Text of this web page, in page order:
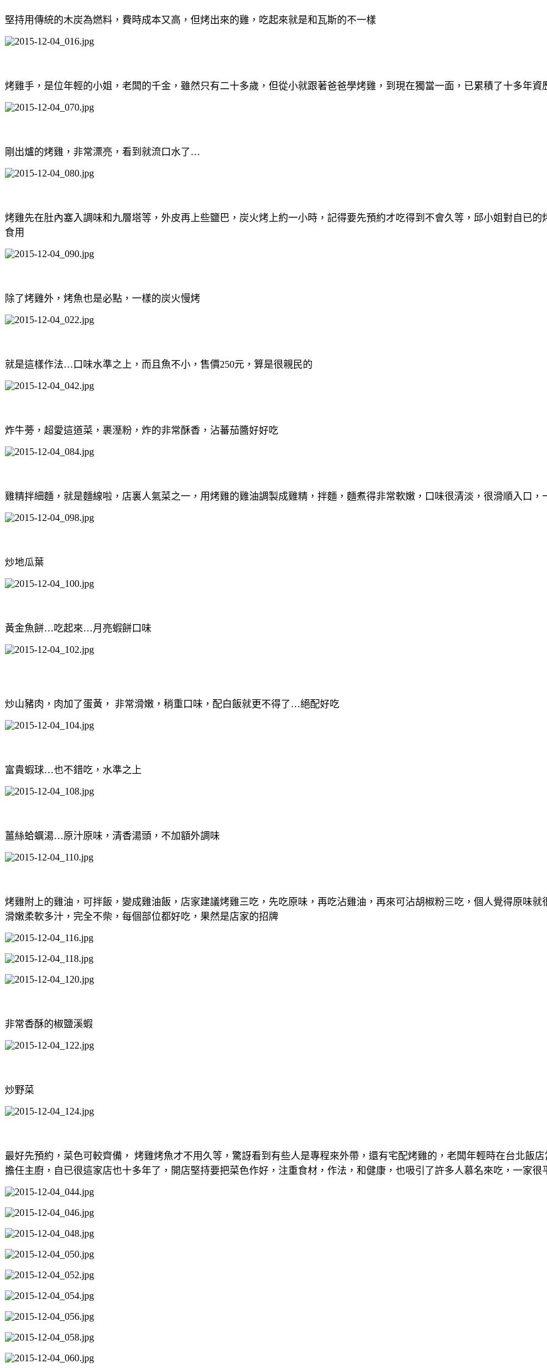
堅持用傳統的木炭為燃料，費時成本又高，但烤出來的雞，吃起來就是和瓦斯的不一樣
烤雞手，是位年輕的小姐，老闆的千金，雖然只有二十多歲，但從小就跟著爸爸學烤雞，到現在獨當一面，已累積了十多年資
剛出爐的烤雞，非常漂亮，看到就流口水了…
烤雞先在肚內塞入調味和九層塔等，外皮再上些鹽巴，炭火烤上約一小時，記得要先預約才吃得到不會久等，邱小姐對自已
食用
除了烤雞外，烤魚也是必點，一樣的炭火慢烤
就是這樣作法…口味水準之上，而且魚不小，售價250元，算是很親民的
炸牛蒡，超愛這道菜，裹溼粉，炸的非常酥香，沾蕃茄醬好好吃
雞精拌細麵，就是麵線啦，店裏人氣菜之一，用烤雞的雞油調製成雞精，拌麵，麵煮得非常軟嫩，口味很清淡，很滑順入口，
炒地瓜葉
黃金魚餅…吃起來…月亮蝦餅口味
炒山豬肉，肉加了蛋黃， 非常滑嫩，稍重口味，配白飯就更不得了…絕配好吃
富貴蝦球…也不錯吃，水準之上
薑絲蛤蠣湯…原汁原味，清香湯頭，不加額外調味
烤雞附上的雞油，可拌飯，變成雞油飯，店家建議烤雞三吃，先吃原味，再吃沾雞油，再來可沾胡椒粉三吃，個人覺得原味
滑嫩柔軟多汁，完全不柴，每個部位都好吃，果然是店家的招牌
非常香酥的椒鹽溪蝦
炒野菜
最好先預約，菜色可較齊備， 烤雞烤魚才不用久等，驚訝看到有些人是專程來外帶，還有宅配烤雞的，老闆年輕時在台北飯
擔任主廚，自已很這家店也十多年了，開店堅持要把菜色作好，注重食材，作法，和健康，也吸引了許多人慕名來吃，一家很